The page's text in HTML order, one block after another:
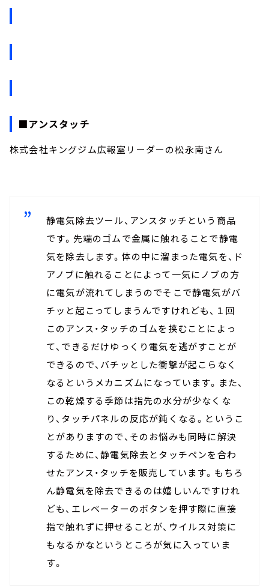
■アンスタッチ
株式会社キングジム広報室リーダーの松永南さん
静電気除去ツール、アンスタッチという商品
です。先端のゴムで金属に触れることで静電
気を除去します。体の中に溜まった電気を、ド
アノブに触れることによって一気にノブの方
に電気が流れてしまうのでそこで静電気がバ
チッと起こってしまうんですけれども、１回
このアンス・タッチのゴムを挟むことによっ
て、できるだけゆっくり電気を逃がすことが
できるので、バチッとした衝撃が起こらなく
なるというメカニズムになっています。また、
この乾燥する季節は指先の水分が少なくな
り、タッチパネルの反応が鈍くなる。というこ
とがありますので、そのお悩みも同時に解決
するために、静電気除去とタッチペンを合わ
せたアンス・タッチを販売しています。もちろ
ん静電気を除去できるのは嬉しいんですけれ
ども、エレベーターのボタンを押す際に直接
指で触れずに押せることが、ウイルス対策に
もなるかなというところが気に入っていま
す。